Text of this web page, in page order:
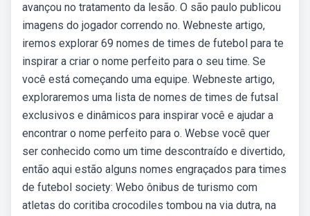
avançou no tratamento da lesão. O são paulo publicou
imagens do jogador correndo no. Webneste artigo,
iremos explorar 69 nomes de times de futebol para te
inspirar a criar o nome perfeito para o seu time. Se
você está começando uma equipe. Webneste artigo,
exploraremos uma lista de nomes de times de futsal
exclusivos e dinâmicos para inspirar você e ajudar a
encontrar o nome perfeito para o. Webse você quer
ser conhecido como um time descontraído e divertido,
então aqui estão alguns nomes engraçados para times
de futebol society: Webo ônibus de turismo com
atletas do coritiba crocodiles tombou na via dutra, na